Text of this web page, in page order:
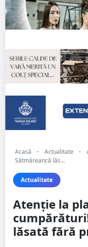
Acasă • Actualitate •
Sătmăreancă lăs...
Actualitate
Atenție la
lăsată fără